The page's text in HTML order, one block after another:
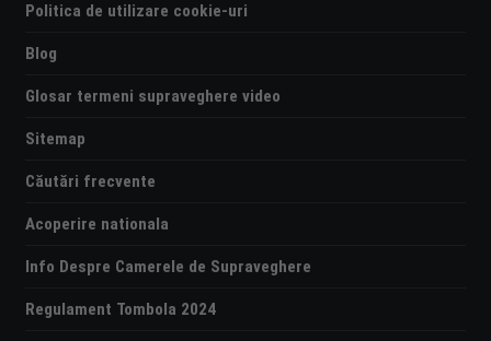
Politica de utilizare cookie-uri
Blog
Glosar termeni supraveghere video
Sitemap
Căutări frecvente
Acoperire nationala
Info Despre Camerele de Supraveghere
Regulament Tombola 2024